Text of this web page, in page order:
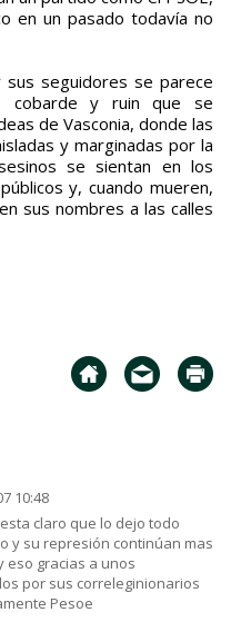
en un pasado todavía no
seguidores se parece
cobarde y ruin que se
de Vasconia, donde las
y marginadas por la
se sientan en los
y, cuando mueren,
sus nombres a las calles
10:48
claro que lo dejo todo
y su represión continúan mas
eso gracias a unos
por sus correleginionarios
Pesoe